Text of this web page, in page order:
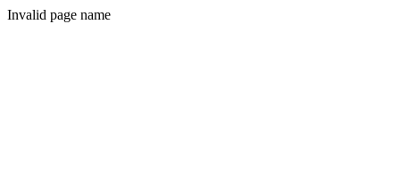
Invalid page name